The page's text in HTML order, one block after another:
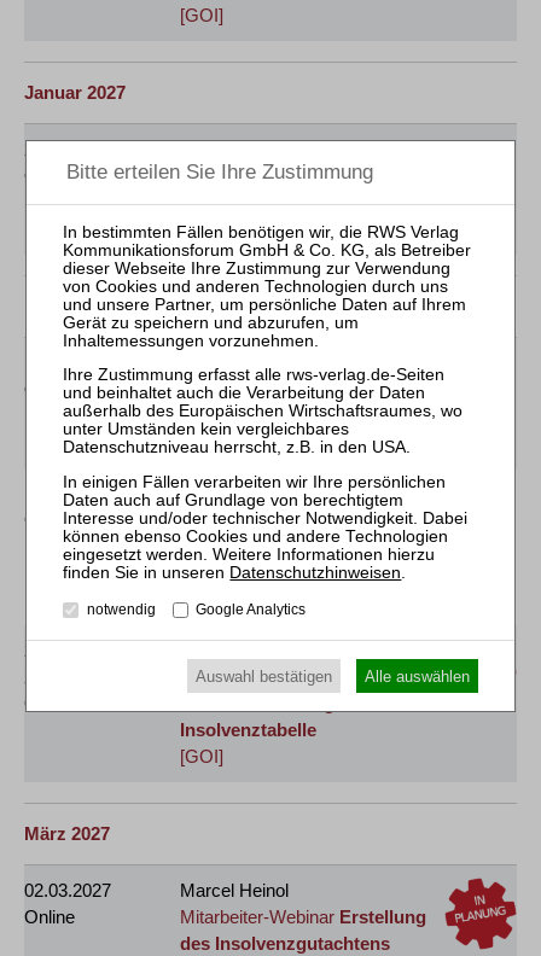
[GOI]
Januar 2027
Online
Mitarbeiter-WebinarEinführung in die
Insolvenzsachbearbeitung
[GOI]
Februar 2027
Online
Mitarbeiter-WebinarVertiefung der
Insolvenzsachbearbeitung
[GOI]
17.02.2027
Online
Sebastian Krabbe
Mitarbeiter-WebinarHerausforderungen
und Praxistipps bei der
Differenzlohnabrechnung
[GOI]
Online
Mitarbeiter-Webinar
Einführung
Insolvenztabelle
[GOI]
März 2027
02.03.2027
Online
Marcel Heinol
Mitarbeiter-Webinar Erstellung
des Insolvenzgutachtens
Datenschutzhinweisen
notwendig Google Analytics
Auswahl bestätigen Alle auswählen